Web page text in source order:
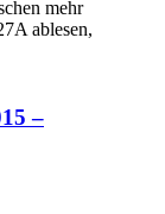
mehr
ablesen,
–